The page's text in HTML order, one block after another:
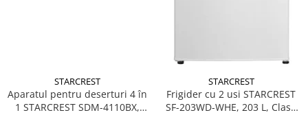
STARCREST
Aparatul pentru deserturi 4 în
1 STARCREST SDM-4110BX,
STARCREST
Frigider cu 2 usi STARCREST
SF-203WD-WHE, 203 L, Clasa